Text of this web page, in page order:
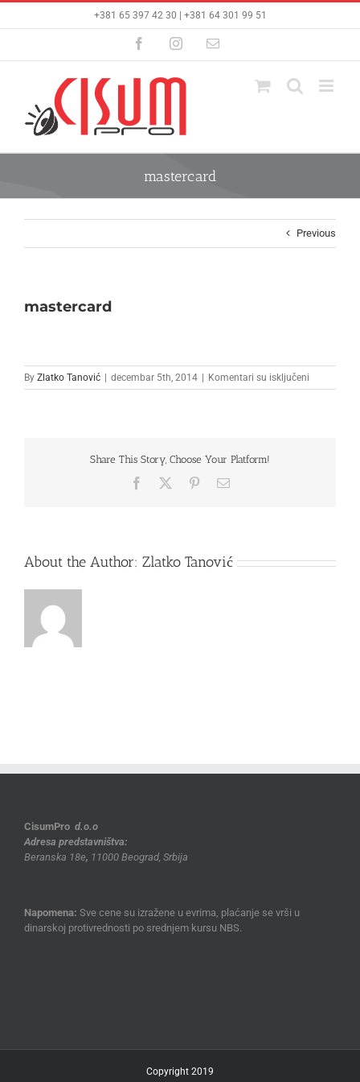
+381 65 397 42 30 | +381 64 301 99 51
FacebookInstagramEmail
mastercard
Previous
mastercard
By Zlatko Tanović decembar 5th, 2014 Komentari su isključeni
mastercard
Share This Story, Choose Your Platform!
Facebook PinterestEmail
About the Author: Zlatko Tanović
CisumPro d.o.o
Adresa predstavništva:
Beranska 18e, 11000 Beograd, Srbija
Napomena: Sve cene su izražene u evrima, plaćanje se vrši u
dinarskoj protivrednosti po srednjem kursu NBS.
Copyright 2019